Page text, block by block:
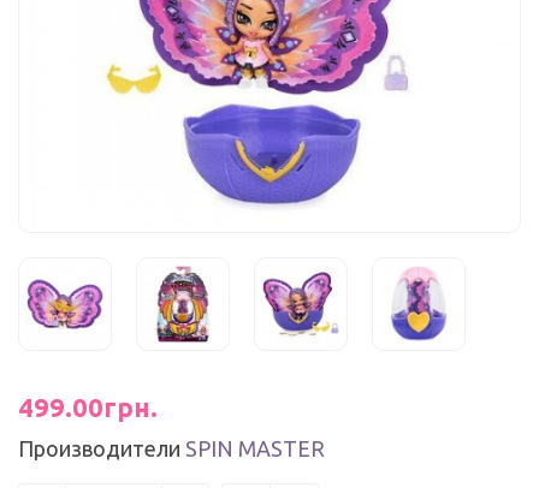
499.00грн.
Производители SPIN MASTER